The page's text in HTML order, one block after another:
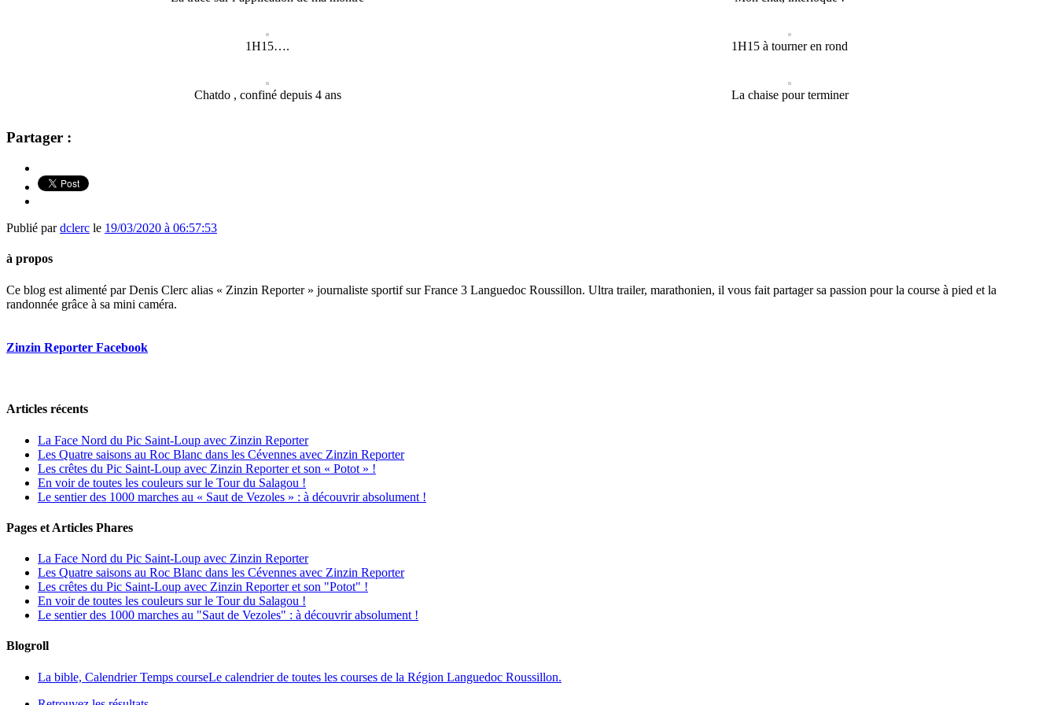
1H15…. 1H15 à tourner en rond
Chatdo , confiné depuis 4 ans La chaise pour terminer
Partager :
Publié pardclerc le 19/03/2020 à 06:57:53
à propos
Ce blog est alimenté par Denis Clerc alias « Zinzin Reporter » journaliste sportif sur France 3 Languedoc Roussillon. Ultra trailer, marathonien, il vous fait partager sa passion pour la course à pied et la
randonnée grâce à sa mini caméra.
Zinzin Reporter Facebook
Articles récents
La Face Nord du Pic Saint-Loup avec Zinzin Reporter
Les Quatre saisons au Roc Blanc dans les Cévennes avec Zinzin Reporter
Les crêtes du Pic Saint-Loup avec Zinzin Reporter et son « Potot » !
En voir de toutes les couleurs sur le Tour du Salagou !
Le sentier des 1000 marches au « Saut de Vezoles » : à découvrir absolument !
Pages et Articles Phares
La Face Nord du Pic Saint-Loup avec Zinzin Reporter
Les Quatre saisons au Roc Blanc dans les Cévennes avec Zinzin Reporter
Les crêtes du Pic Saint-Loup avec Zinzin Reporter et son "Potot" !
En voir de toutes les couleurs sur le Tour du Salagou !
Le sentier des 1000 marches au "Saut de Vezoles" : à découvrir absolument !
Blogroll
La bible, Calendrier Temps courseLe calendrier de toutes les courses de la Région Languedoc Roussillon.